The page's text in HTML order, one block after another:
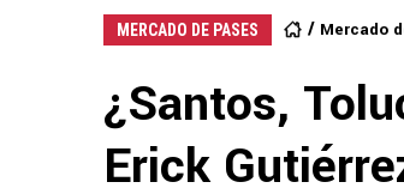
MERCADO DE PASES Mercado
¿Santos,
Erick